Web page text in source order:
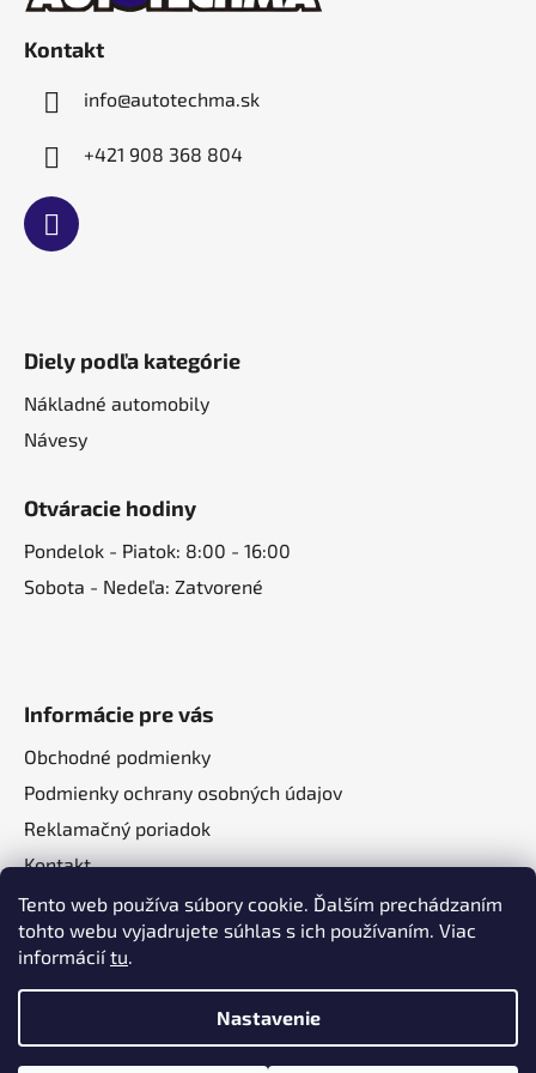
Tento web používa súbory cookie. Ďalším prechádzaním
tohto webu vyjadrujete súhlas s ich používaním. Viac
informáciítu.
Nastavenie
Kontakt
info@autotechma.sk
+421 908 368 804
Diely podľa kategórie
Nákladné automobily
Návesy
Otváracie hodiny
Pondelok - Piatok: 8:00 - 16:00
Sobota - Nedeľa: Zatvorené
Informácie pre vás
Obchodné podmienky
Podmienky ochrany osobných údajov
Reklamačný poriadok
Kontakt
O nás